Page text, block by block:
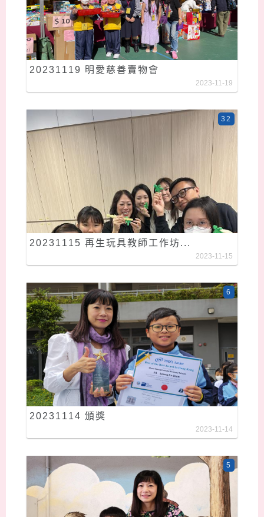
20231119 明愛慈善賣物會
2023-11-19
20231115 再生玩具教師工作坊...
32
2023-11-15
20231114 頒獎
6
2023-11-14
5